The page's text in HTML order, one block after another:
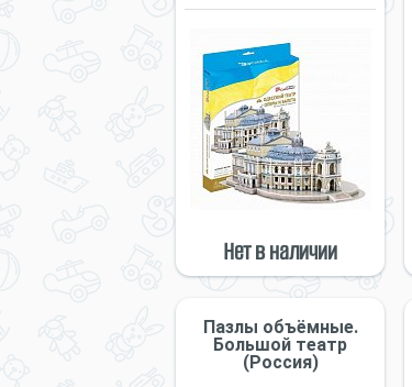
Нет в наличии
Пазлы объёмные.
Большой театр
(Россия)